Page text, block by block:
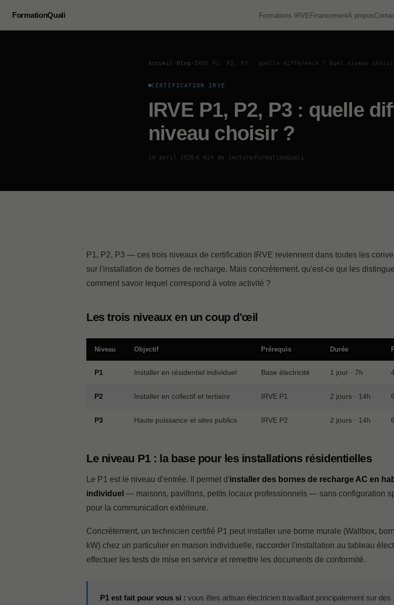
FormationQuali Formations IRVE FinancementÀ propos
Accueil Blog IRVE P1, P2, P3 : quelle différence ? Quel niveau
CERTIFICATION IRVE
IRVE P1, P2, P3 : quelle
niveau choisir ?
14 avril 2026 6 min de lecture FormationQuali
P1, P2, P3 — ces trois niveaux de certification IRVE reviennent dans toutes les
sur l'installation de bornes de recharge. Mais concrètement, qu'est-ce qui les
comment savoir lequel correspond à votre activité ?
Les trois niveaux en un coup d'œil
Niveau Objectif Prérequis Durée
P1 Installer en résidentiel individuel Base électricité 1 jour · 7h
P2 Installer en collectif et tertiaire IRVE P1 2 jours · 14h
P3 Haute puissance et sites publics IRVE P2 2 jours · 14h
Le niveau P1 : la base pour les installations résidentielles
Le P1 est le niveau d'entrée. Il permet d'installer des bornes de recharge AC en
individuel — maisons, pavillons, petits locaux professionnels — sans configuration
pour la communication extérieure.
Concrètement, un technicien certifié P1 peut installer une borne murale (Wallbox,
kW) chez un particulier en maison individuelle, raccorder l'installation au tableau
effectuer les tests de mise en service et remettre les documents de conformité.
P1 est fait pour vous si : vous êtes artisan électricien travaillant principalement sur des